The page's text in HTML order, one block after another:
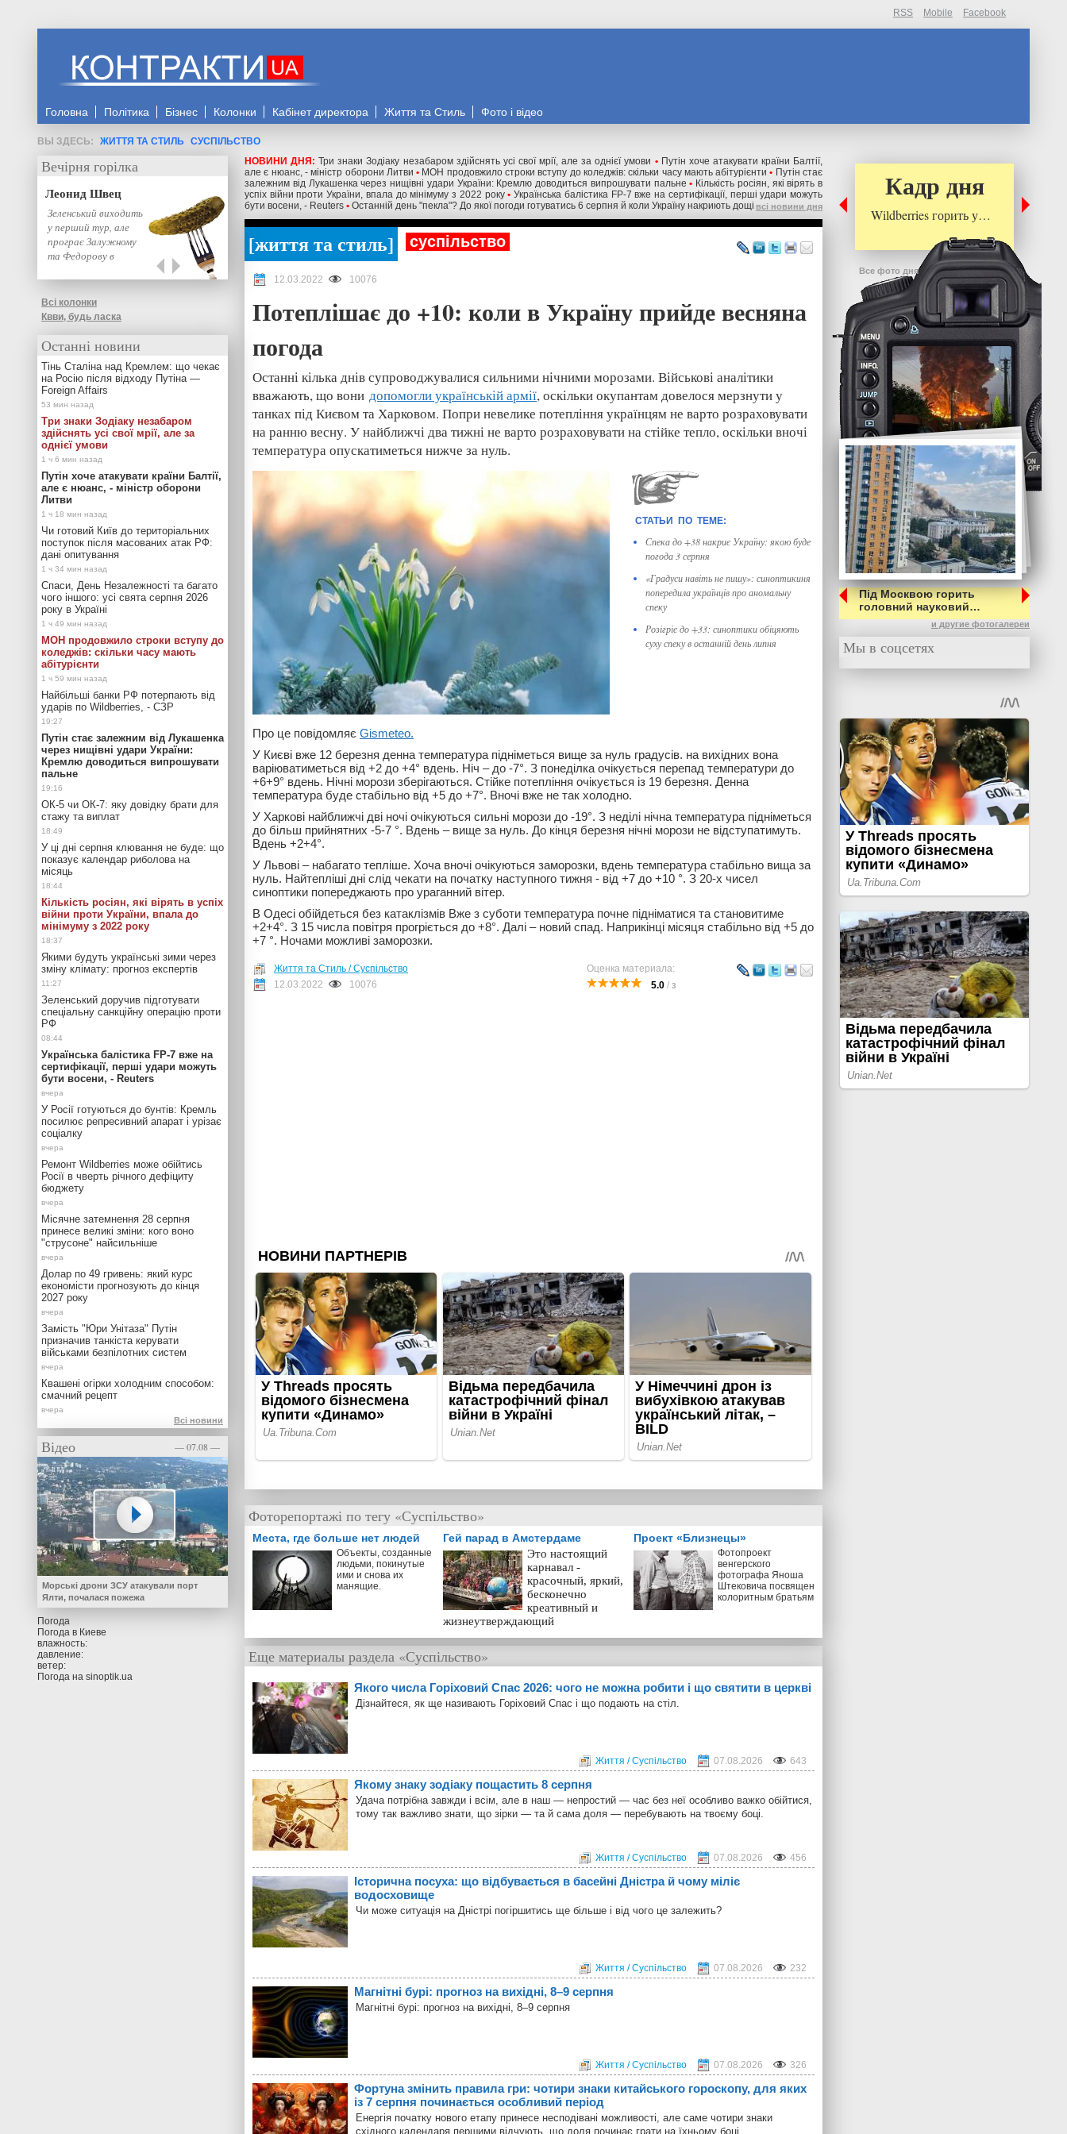
RSS Mobile Facebook
Головна Політика Бізнес Колонки Кабінет директора Життя та Стиль Фото і відео
ЖИТТЯ ТА СТИЛЬ СУСПІЛЬСТВО
НОВИНИ ДНЯ:Три знаки Зодіаку незабаром здійснять усі свої мрії, але за однієї умови • Путін хоче атакувати країни Балтії,
але є нюанс, - міністр оборони Литви • МОН продовжило строки вступу до коледжів: скільки часу мають абітурієнти • Путін стає
залежним від Лукашенка через нищівні удари України: Кремлю доводиться випрошувати пальне • Кількість росіян, які вірять в
успіх війни проти України, впала до мінімуму з 2022 року • Українська балістика FP-7 вже на сертифікації, перші удари можуть
бути восени, - Reuters • Останній день "пекла"? До якої погоди готуватись 6 серпня й коли Україну накриють дощі всі новини дня
життя та стиль суспільство
12.03.2022 10076
Потеплішає до +10: коли в Україну прийде весняна
погода
Останні кілька днів супроводжувалися сильними нічними морозами. Військові аналітики
вважають, що вони допомогли українській армії, оскільки окупантам довелося мерзнути у
танках під Києвом та Харковом. Попри невелике потепління українцям не варто розраховувати
на ранню весну. У найближчі два тижні не варто розраховувати на стійке тепло, оскільки вночі
температура опускатиметься нижче за нуль.
Спека до +38 накриє Україну: якою буде
погода 3 серпня
«Градуси навіть не пишу»: синоптикиня
попередила українців про аномальну
спеку
Розігріє до +33: синоптики обіцяють
суху спеку в останній день липня
Про це повідомляє Gismeteo.
У Києві вже 12 березня денна температура підніметься вище за нуль градусів. на вихідних вона
варіюватиметься від +2 до +4° вдень. Ніч – до -7°. З понеділка очікується перепад температури до
+6+9° вдень. Нічні морози зберігаються. Стійке потепління очікується із 19 березня. Денна
температура буде стабільно від +5 до +7°. Вночі вже не так холодно.
У Харкові найближчі дві ночі очікуються сильні морози до -19°. З неділі нічна температура підніметься
до більш прийнятних -5-7 °. Вдень – вище за нуль. До кінця березня нічні морози не відступатимуть.
Вдень +2+4°.
У Львові – набагато тепліше. Хоча вночі очікуються заморозки, вдень температура стабільно вища за
нуль. Найтепліші дні слід чекати на початку наступного тижня - від +7 до +10 °. З 20-х чисел
синоптики попереджають про ураганний вітер.
В Одесі обійдеться без катаклізмів Вже з суботи температура почне підніматися та становитиме
+2+4°. З 15 числа повітря прогріється до +8°. Далі – новий спад. Наприкінці місяця стабільно від +5 до
+7 °. Ночами можливі заморозки.
Оценка материала:
5.0 / 3
Життя та Стиль / Суспільство
12.03.2022
10076
Фоторепортажі по тегу «Суспільство»
Места, где больше нет людей
Объекты, созданные
людьми, покинутые
ими и снова их
манящие.
Гей парад в Амстердаме
Это настоящий
карнавал -
красочный, яркий,
бесконечно
креативный и
жизнеутверждающий
Проект «Близнецы»
Фотопроект
венгерского
фотографа Яноша
Штековича посвящен
колоритным братьям
Еще материалы раздела «Суспільство»
Якого числа Горіховий Спас 2026: чого не можна робити і що святити в церкві
Дізнайтеся, як ще називають Горіховий Спас і що подають на стіл.
Життя / Суспільство 07.08.2026 643
Якому знаку зодіаку пощастить 8 серпня
Удача потрібна завжди і всім, але в наш — непростий — час без неї особливо важко обійтися,
тому так важливо знати, що зірки — та й сама доля — перебувають на твоєму боці.
Життя / Суспільство 07.08.2026 456
Історична посуха: що відбувається в басейні Дністра й чому міліє
водосховище
Чи може ситуація на Дністрі погіршитись ще більше і від чого це залежить?
Життя / Суспільство 07.08.2026 232
Магнітні бурі: прогноз на вихідні, 8–9 серпня
Магнітні бурі: прогноз на вихідні, 8–9 серпня
Життя / Суспільство 07.08.2026 326
Фортуна змінить правила гри: чотири знаки китайського гороскопу, для яких
із 7 серпня починається особливий період
Енергія початку нового етапу принесе несподівані можливості, але саме чотири знаки
східного календаря першими відчують, що доля починає грати на їхньому боці.
Вечірня горілка
Леонид Швец
Зеленський виходить
у перший тур, але
програє Залужному
та Федорову в
Всі колонки
Квви, будь ласка
Останні новини
Тінь Сталіна над Кремлем: що чекає
на Росію після відходу Путіна —
Foreign Affairs
Три знаки Зодіаку незабаром
здійснять усі свої мрії, але за
однієї умови
Путін хоче атакувати країни Балтії,
але є нюанс, - міністр оборони
Литви
Чи готовий Київ до територіальних
поступок після масованих атак РФ:
дані опитування
Спаси, День Незалежності та багато
чого іншого: усі свята серпня 2026
року в Україні
МОН продовжило строки вступу до
коледжів: скільки часу мають
абітурієнти
Найбільші банки РФ потерпають від
ударів по Wildberries, - СЗР
Путін стає залежним від Лукашенка
через нищівні удари України:
Кремлю доводиться випрошувати
пальне
ОК-5 чи ОК-7: яку довідку брати для
стажу та виплат
У ці дні серпня клювання не буде: що
показує календар риболова на
місяць
Кількість росіян, які вірять в успіх
війни проти України, впала до
мінімуму з 2022 року
Якими будуть українські зими через
зміну клімату: прогноз експертів
Зеленський доручив підготувати
спеціальну санкційну операцію проти
РФ
Українська балістика FP-7 вже на
сертифікації, перші удари можуть
бути восени, - Reuters
У Росії готуються до бунтів: Кремль
посилює репресивний апарат і урізає
соціалку
Ремонт Wildberries може обійтись
Росії в чверть річного дефіциту
бюджету
Місячне затемнення 28 серпня
принесе великі зміни: кого воно
"струсоне" найсильніше
Долар по 49 гривень: який курс
економісти прогнозують до кінця
2027 року
Замість "Юри Унітаза" Путін
призначив танкіста керувати
військами безпілотних систем
Квашені огірки холодним способом:
смачний рецепт
Всі новини
Відео — 07.08 —
Морські дрони ЗСУ атакували порт
Ялти, почалася пожежа
Погода
Погода в Киеве
влажность:
давление:
ветер:
Погода на sinoptik.ua
Кадр дня
Wildberries горить у…
Все фото дня
Під Москвою горить
головний науковий…
и другие фотогалереи
Мы в соцсетях